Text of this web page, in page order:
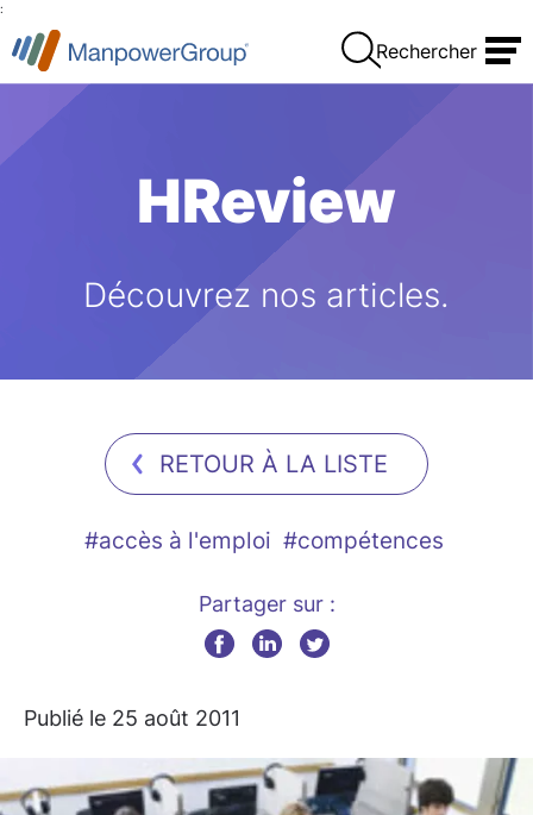
:
Rechercher
HReview
Découvrez nos articles.
RETOUR À LA LISTE
#accès à l'emploi #compétences
Partager sur :
Publié le 25 août 2011